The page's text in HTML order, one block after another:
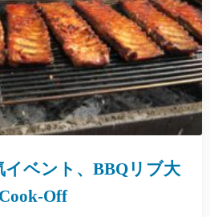
イベント、BBQリブ大
Off